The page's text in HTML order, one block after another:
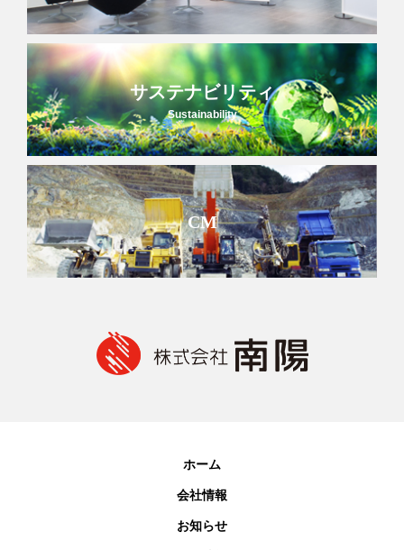
サステナビリティ
Sustainability
CM
ホーム
会社情報
お知らせ